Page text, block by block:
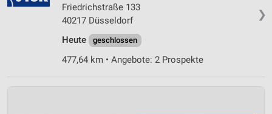
❯
Friedrichstraße 133
40217 Düsseldorf
Heute
geschlossen
477,64 km • Angebote: 2 Prospekte